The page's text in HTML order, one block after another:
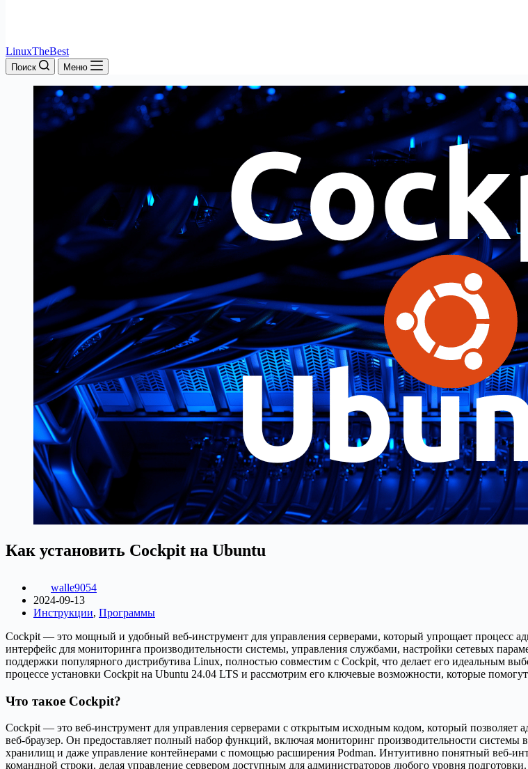
LinuxTheBest
Поиск Меню
Как установить Cockpit на Ubuntu
walle9054
2024-09-13
Инструкции, Программы
Cockpit — это мощный и удобный веб-инструмент для управления серверами, который упрощает процесс
интерфейс для мониторинга производительности системы, управления службами, настройки сетевых
поддержки популярного дистрибутива Linux, полностью совместим с Cockpit, что делает его идеальным
процессе установки Cockpit на Ubuntu 24.04 LTS и рассмотрим его ключевые возможности, которые
Что такое Cockpit?
Cockpit — это веб-инструмент для управления серверами с открытым исходным кодом, который позволяет
веб-браузер. Он предоставляет полный набор функций, включая мониторинг производительности
хранилищ и даже управление контейнерами с помощью расширения Podman. Интуитивно понятный веб-
командной строки, делая управление сервером доступным для администраторов любого уровня подготовки.